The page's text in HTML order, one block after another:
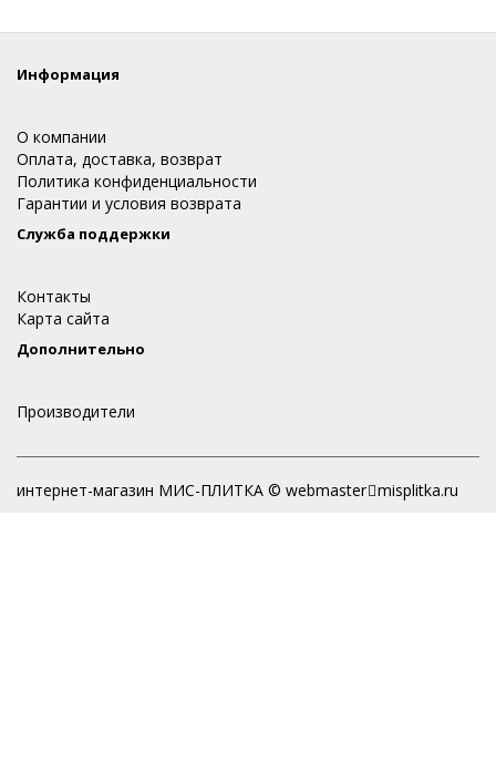
Информация
О компании
Оплата, доставка, возврат
Политика конфиденциальности
Гарантии и условия возврата
Служба поддержки
Контакты
Карта сайта
Дополнительно
Производители
интернет-магазин МИС-ПЛИТКА © webmaster misplitka.ru